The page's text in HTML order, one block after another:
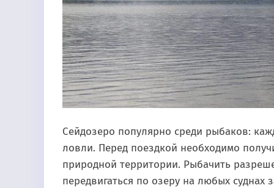
Сейдозеро популярно среди рыбаков:
ловли. Перед поездкой необходимо
природной территории. Рыбачить
передвигаться по озеру на любых